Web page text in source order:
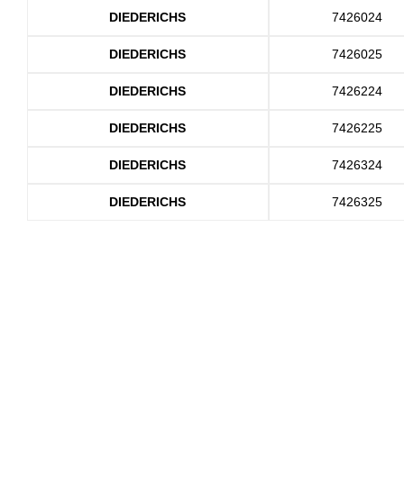
DIEDERICHS 7426024
DIEDERICHS 7426025
DIEDERICHS 7426224
DIEDERICHS 7426225
DIEDERICHS 7426324
DIEDERICHS 7426325